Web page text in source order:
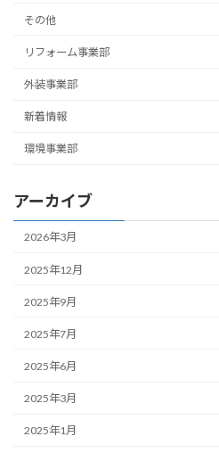
その他
リフォーム事業部
外装事業部
新着情報
環境事業部
アーカイブ
2026年3月
2025年12月
2025年9月
2025年7月
2025年6月
2025年3月
2025年1月